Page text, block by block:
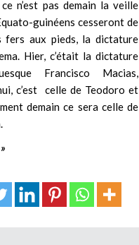
n’est pas demain la veille
guinéens cesseront de
fers aux pieds, la dictature
Hier, c’était la dictature
Francisco Macias,
c’est celle de Teodoro et
demain ce sera celle de